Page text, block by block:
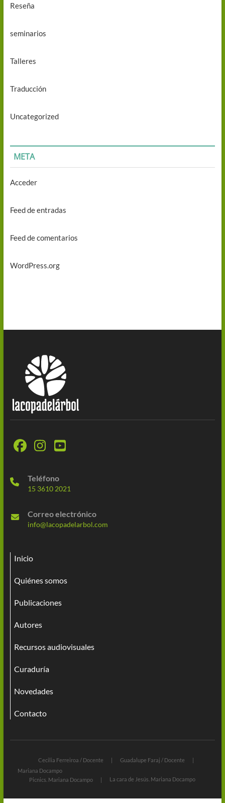
Reseña
seminarios
Talleres
Traducción
Uncategorized
META
Acceder
Feed de entradas
Feed de comentarios
WordPress.org
Teléfono
15 3610 2021
Correo electrónico
info@lacopadelarbol.com
Inicio
Quiénes somos
Publicaciones
Autores
Recursos audiovisuales
Curaduría
Novedades
Contacto
Cecilia Ferreiroa / Docente
Guadalupe Faraj / Docente
Mariana Docampo
Picnics. Mariana Docampo
La cara de Jesús. Mariana Docampo